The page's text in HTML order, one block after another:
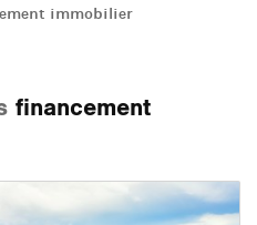
immobilier
financement